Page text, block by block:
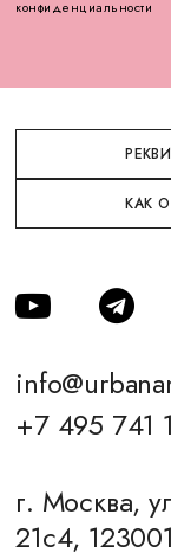
конфиденциальности
КАК
+7 495 741
г. Москва,
21с4, 123001